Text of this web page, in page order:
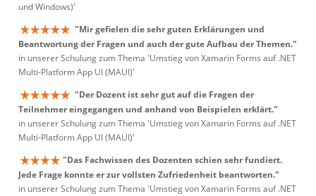
und Windows)'
"Mir gefielen die sehr guten Erklärungen und
Beantwortung der Fragen und auch der gute Aufbau der Themen."
in unserer Schulung zum Thema 'Umstieg von Xamarin Forms auf .NET
Multi-Platform App UI (MAUI)'
"Der Dozent ist sehr gut auf die Fragen der
Teilnehmer eingegangen und anhand von Beispielen erklärt."
in unserer Schulung zum Thema 'Umstieg von Xamarin Forms auf .NET
Multi-Platform App UI (MAUI)'
"Das Fachwissen des Dozenten schien sehr fundiert.
Jede Frage konnte er zur vollsten Zufriedenheit beantworten."
in unserer Schulung zum Thema 'Umstieg von Xamarin Forms auf .NET